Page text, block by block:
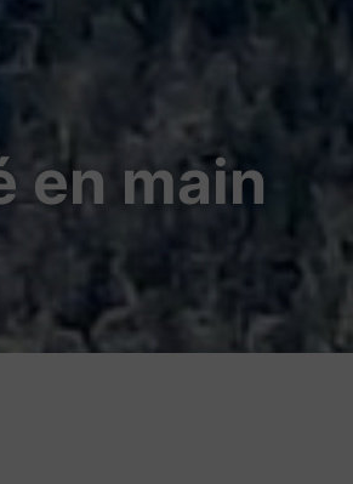
en main